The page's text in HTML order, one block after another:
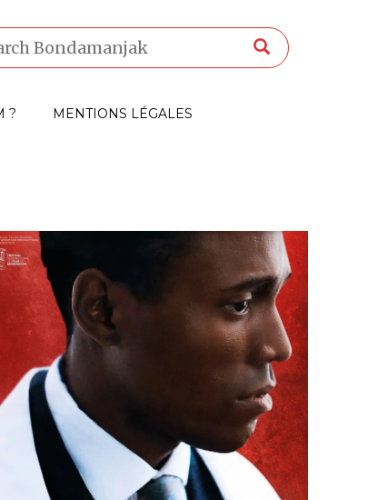
? MENTIONS LÉGALES